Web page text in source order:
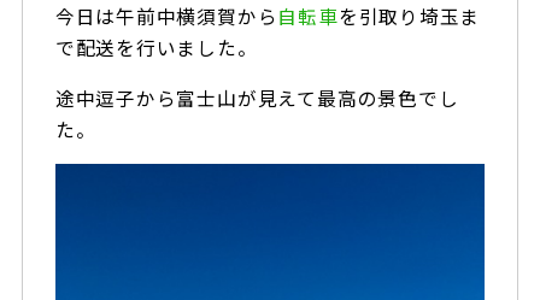
今日は午前中横須賀から自転車を引取り埼玉ま
で配送を行いました。
途中逗子から富士山が見えて最高の景色でし
た。